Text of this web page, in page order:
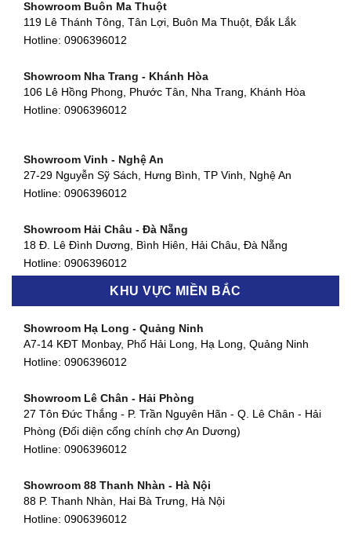
Showroom Thuận An - Bình Dương
Showroom Quận 11 - TP. HCM
Showroom Quận 4 - TP. HCM
127 Khánh Hội, Phường 3, Quận 4,TP. HCM
Showroom Quận 7 - TP. HCM
877 Huỳnh Tấn Phát, Phú Thuận, Quận 7, TP HCM
Hotline:0906396012
580 Phan Văn Trị, Phường 7, Quận 5, TP HCM
Hotline:0906396012
90 Đ. Cộng Hòa, Phường 4, Tân Bình, TP HCM
Hotline:0906396012
Showroom Buôn Ma Thuột
119 Lê Thánh Tông, Tân Lợi, Buôn Ma Thuột, Đắk Lắk
Hotline: 0906396012
Showroom Nha Trang - Khánh Hòa
106 Lê Hồng Phong, Phước Tân, Nha Trang, Khánh Hòa
Hotline: 0906396012
Showroom Vinh - Nghệ An
27-29 Nguyễn Sỹ Sách, Hưng Bình, TP Vinh, Nghệ An
Hotline: 0906396012
Showroom Hải Châu - Đà Nẵng
18 Đ. Lê Đình Dương, Bình Hiên, Hải Châu, Đà Nẵng
Hotline: 0906396012
Showroom Thanh Khê - Đà Nẵng
Hotline:0906396012
Showroom Cẩm Lệ - Đà Nẵng
Hotline:0906396012
Showroom Huế
54 Hùng Vương, Phú Hội, Thành phố Huế, Thừa Thiên Huế
Showroom Hà Tĩnh
82 Quang Trung, Thạch Quý, Hà Tĩnh
KHU VỰC MIỀN BẮC
Showroom Hạ Long - Quảng Ninh
A7-14 KĐT Monbay, Phố Hải Long, Hạ Long, Quảng Ninh
Hotline: 0906396012
Showroom Lê Chân - Hải Phòng
27 Tôn Đức Thắng - P. Trần Nguyên Hãn - Q. Lê Chân - Hải
Phòng (Đối diện cổng chính chợ An Dương)
Hotline: 0906396012
Showroom 88 Thanh Nhàn - Hà Nội
88 P. Thanh Nhàn, Hai Bà Trưng, Hà Nội
Hotline: 0906396012